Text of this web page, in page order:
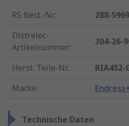
RS Best.-Nr.:
288-5969
Distrelec-
Artikelnummer:
304-26-
Herst. Teile-Nr.:
RIA452-
Marke:
Technische Daten